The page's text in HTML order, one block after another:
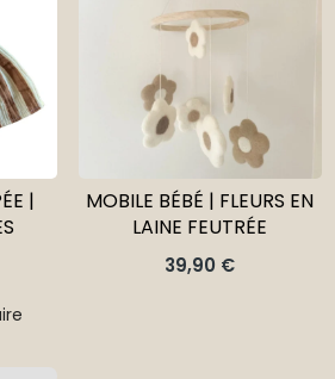
|
MOBILE BÉBÉ | FLEURS EN
LAINE FEUTRÉE
39,90 €